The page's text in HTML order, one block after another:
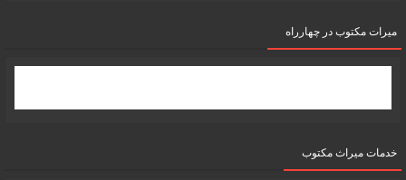
میرات مکتوب در چهارراه
خدمات میراث مکتوب